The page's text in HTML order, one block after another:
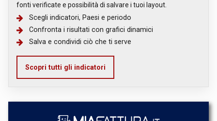
fonti verificate e possibilità di salvare i tuoi layout.
Scegli indicatori, Paesi e periodo
Confronta i risultati con grafici dinamici
Salva e condividi ciò che ti serve
Scopri tutti gli indicatori